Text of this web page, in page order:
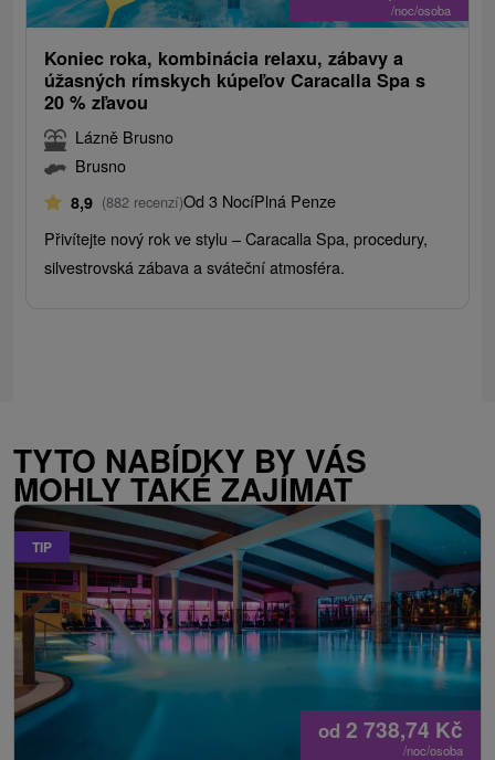
/noc/osoba
Koniec roka, kombinácia relaxu, zábavy a
úžasných rímskych kúpeľov Caracalla Spa s
20 % zľavou
Lázně Brusno
Brusno
8,9 (882 recenzí)Od 3 NocíPlná Penze
Přivítejte nový rok ve stylu – Caracalla Spa, procedury,
silvestrovská zábava a sváteční atmosféra.
TYTO NABÍDKY BY VÁS
MOHLY TAKÉ ZAJÍMAT
TIP
od 2 738,74 Kč
/noc/osoba